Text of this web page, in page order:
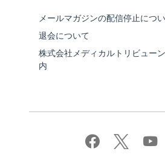
メールマガジンの配信停止につ
退会について
株式会社メディカルトリビュー
内